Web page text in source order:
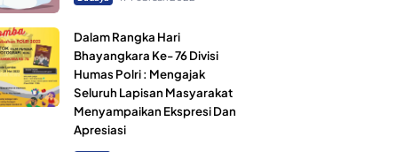
Dalam Rangka Hari
Bhayangkara Ke- 76 Divisi
Humas Polri : Mengajak
Seluruh Lapisan Masyarakat
Menyampaikan Ekspresi Dan
Apresiasi